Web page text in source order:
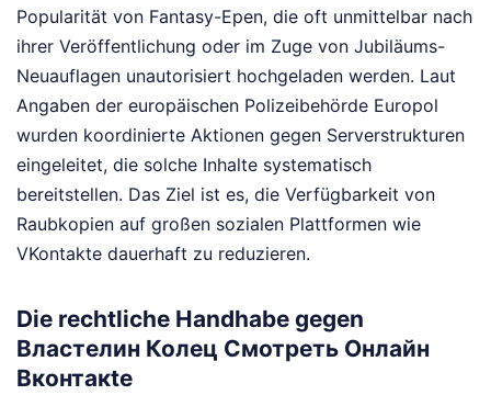
Popularität von Fantasy-Epen, die oft unmittelbar nach
ihrer Veröffentlichung oder im Zuge von Jubiläums-
Neuauflagen unautorisiert hochgeladen werden. Laut
Angaben der europäischen Polizeibehörde Europol
wurden koordinierte Aktionen gegen Serverstrukturen
eingeleitet, die solche Inhalte systematisch
bereitstellen. Das Ziel ist es, die Verfügbarkeit von
Raubkopien auf großen sozialen Plattformen wie
VKontakte dauerhaft zu reduzieren.
Die rechtliche Handhabe gegen
Властелин Колец Смотреть Онлайн
Вконтакte